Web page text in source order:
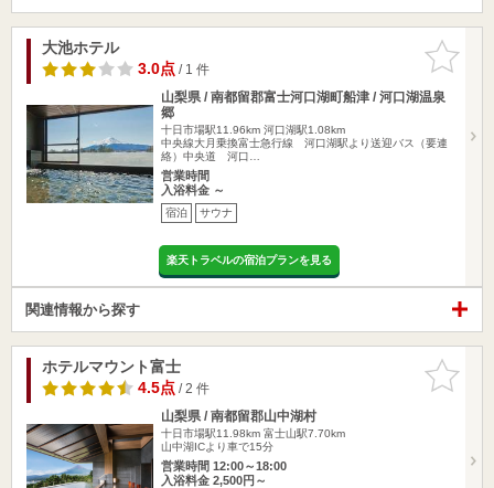
お気に入
りに追加
大池ホテル
3.0点/ 1 件
山梨県 / 南都留郡富士河口湖町船津 / 河口湖温泉
郷
十日市場駅11.96km 河口湖駅1.08km
中央線大月乗換富士急行線 河口湖駅より送迎バス（要連
絡）中央道 河口…
営業時間
入浴料金 ～
宿泊 サウナ
楽天トラベルの宿泊プランを見る
関連情報から探す
お気に入
りに追加
ホテルマウント富士
4.5点/ 2 件
山梨県 / 南都留郡山中湖村
十日市場駅11.98km 富士山駅7.70km
山中湖ICより車で15分
営業時間 12:00～18:00
入浴料金 2,500円～